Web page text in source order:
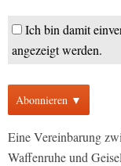
Ich bin damit
angezeigt werden.
Abonnieren ▼
Eine Vereinbarung
Waffenruhe und